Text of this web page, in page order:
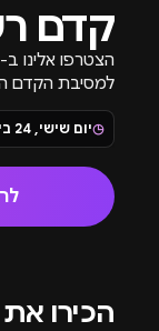
קדם
Flydance, עם אמנים כמו ערן הרש, מאור בוזגלו ועוד.
◷יום שישי, 24 ביולי
הכירו